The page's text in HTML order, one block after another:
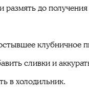
до
клубничное
сливки и
в холодильник.